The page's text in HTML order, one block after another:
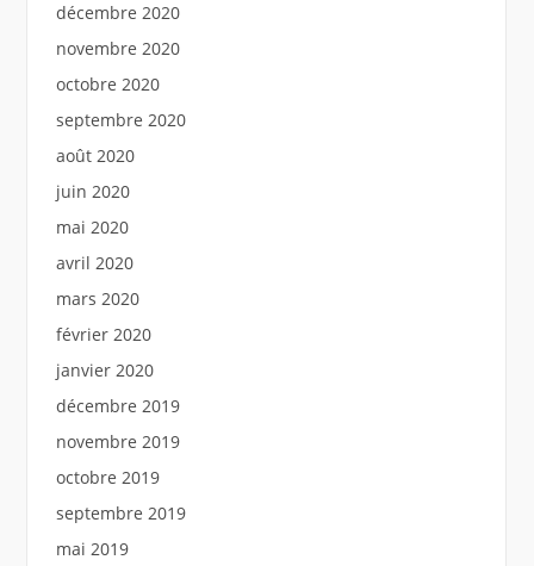
décembre 2020
novembre 2020
octobre 2020
septembre 2020
août 2020
juin 2020
mai 2020
avril 2020
mars 2020
février 2020
janvier 2020
décembre 2019
novembre 2019
octobre 2019
septembre 2019
mai 2019